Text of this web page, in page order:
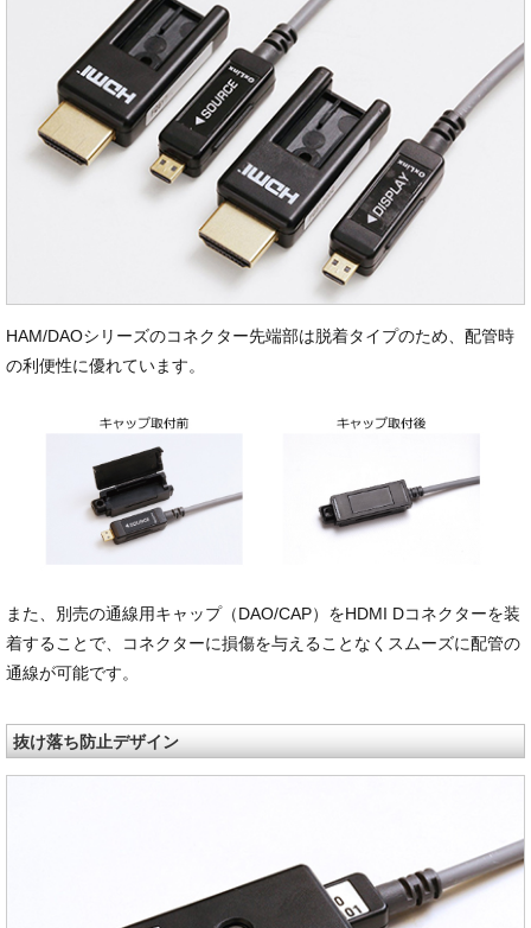
HAM/DAOシリーズのコネクター先端部は脱着タイプのため、配管時
の利便性に優れています。
また、別売の通線用キャップ（DAO/CAP）をHDMI Dコネクターを装
着することで、コネクターに損傷を与えることなくスムーズに配管の
通線が可能です。
抜け落ち防止デザイン